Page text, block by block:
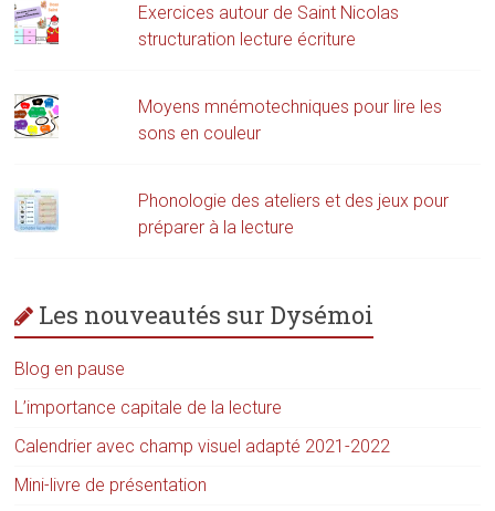
Exercices autour de Saint Nicolas
structuration lecture écriture
Moyens mnémotechniques pour lire les
sons en couleur
Phonologie des ateliers et des jeux pour
préparer à la lecture
Les nouveautés sur Dysémoi
Blog en pause
L’importance capitale de la lecture
Calendrier avec champ visuel adapté 2021-2022
Mini-livre de présentation